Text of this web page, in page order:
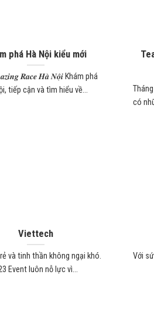
phá Hà Nội kiểu mới
𝑹𝒂𝒄𝒆 𝑯𝒂̀ 𝑵𝒐̣̂𝒊 Khám phá
tiếp cận và tìm hiểu về...
có
Viettech
và tinh thần không ngại khó.
Event luôn nỗ lực vì...
Với